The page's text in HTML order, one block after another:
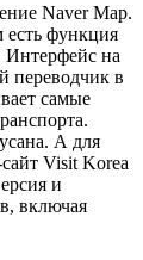
Naver Map.
есть функция
Интерфейс на
переводчик в
самые
А для
Visit Korea
и
включая